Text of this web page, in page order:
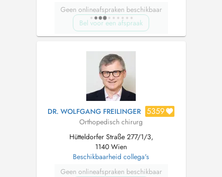
Geen onlineafspraken beschikbaar
Bel voor een afspraak
DR. WOLFGANG FREILINGER 5359
Orthopedisch chirurg
Hütteldorfer Straße 277/1/3,
1140 Wien
Beschikbaarheid collega's
Geen onlineafspraken beschikbaar